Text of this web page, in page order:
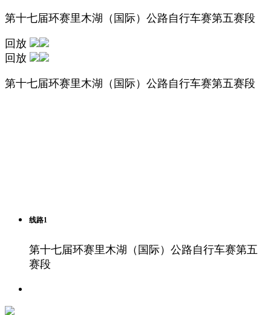
第十七届环赛里木湖（国际）公路自行车赛第五赛段
回放
回放
第十七届环赛里木湖（国际）公路自行车赛第五赛段
线路1
第十七届环赛里木湖（国际）公路自行车赛第五
赛段